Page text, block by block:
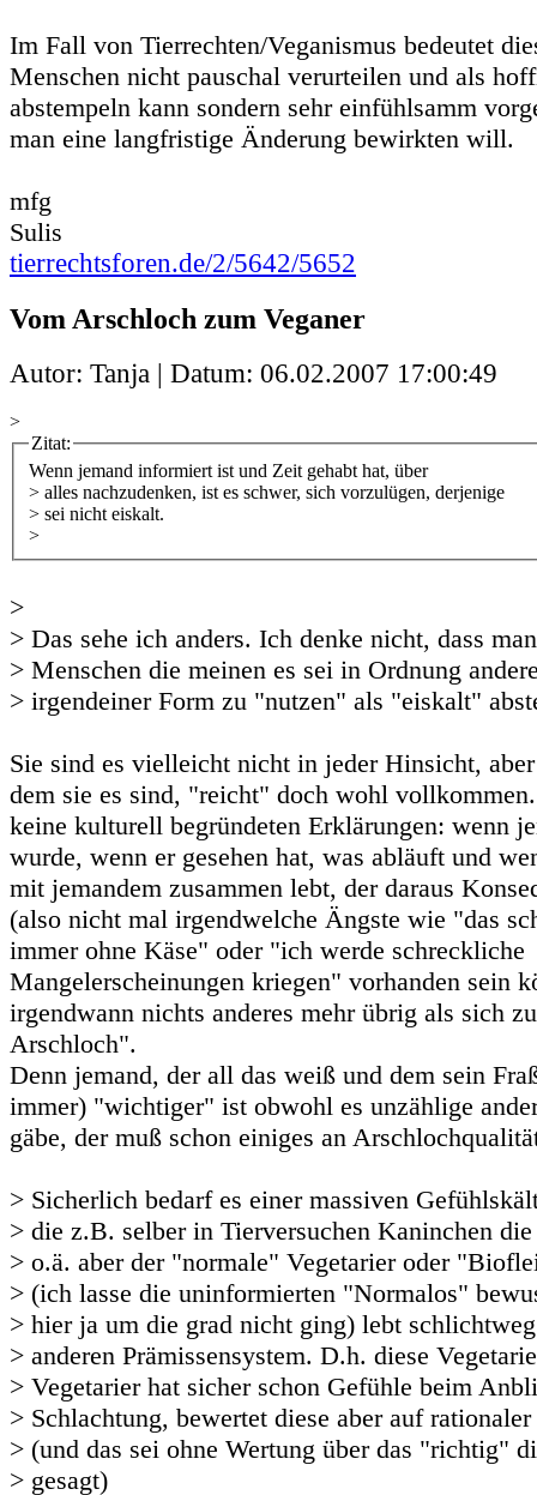
Im Fall von Tierrechten/Veganismus bedeutet
Menschen nicht pauschal verurteilen und als
abstempeln kann sondern sehr einfühlsamm
man eine langfristige Änderung bewirkten will.
mfg
Sulis
tierrechtsforen.de/2/5642/5652
Vom Arschloch zum Veganer
Autor: Tanja | Datum: 06.02.2007 17:00:49
>
Zitat:
Wenn jemand informiert ist und Zeit gehabt hat, über
> alles nachzudenken, ist es schwer, sich vorzulügen, derjenige
> sei nicht eiskalt.
>
>
> Das sehe ich anders. Ich denke nicht, dass
> Menschen die meinen es sei in Ordnung
> irgendeiner Form zu "nutzen" als "eiskalt"
Sie sind es vielleicht nicht in jeder Hinsicht,
dem sie es sind, "reicht" doch wohl
keine kulturell begründeten Erklärungen: wenn
wurde, wenn er gesehen hat, was abläuft und
mit jemandem zusammen lebt, der daraus
(also nicht mal irgendwelche Ängste wie "das
immer ohne Käse" oder "ich werde schreckliche
Mangelerscheinungen kriegen" vorhanden sein
irgendwann nichts anderes mehr übrig als sich
Arschloch".
Denn jemand, der all das weiß und dem sein
immer) "wichtiger" ist obwohl es unzählige
gäbe, der muß schon einiges an
> Sicherlich bedarf es einer massiven
> die z.B. selber in Tierversuchen Kaninchen
> o.ä. aber der "normale" Vegetarier oder
> (ich lasse die uninformierten "Normalos"
> hier ja um die grad nicht ging) lebt
> anderen Prämissensystem. D.h. diese
> Vegetarier hat sicher schon Gefühle beim
> Schlachtung, bewertet diese aber auf rationaler
> (und das sei ohne Wertung über das "richtig"
> gesagt)